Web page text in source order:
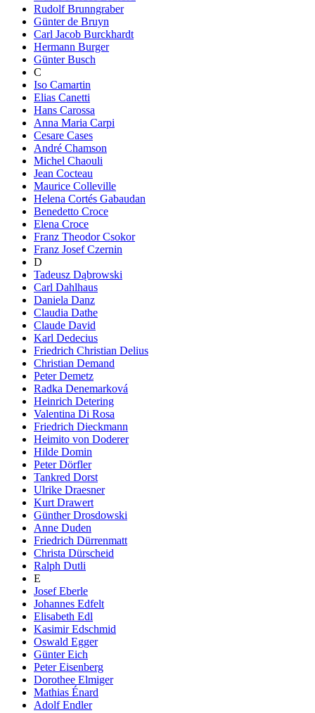
Rudolf Brunngraber
Günter de Bruyn
Carl Jacob Burckhardt
Hermann Burger
Günter Busch
C
Iso Camartin
Elias Canetti
Hans Carossa
Anna Maria Carpi
Cesare Cases
André Chamson
Michel Chaouli
Jean Cocteau
Maurice Colleville
Helena Cortés Gabaudan
Benedetto Croce
Elena Croce
Franz Theodor Csokor
Franz Josef Czernin
D
Tadeusz Dąbrowski
Carl Dahlhaus
Daniela Danz
Claudia Dathe
Claude David
Karl Dedecius
Friedrich Christian Delius
Christian Demand
Peter Demetz
Radka Denemarková
Heinrich Detering
Valentina Di Rosa
Friedrich Dieckmann
Heimito von Doderer
Hilde Domin
Peter Dörfler
Tankred Dorst
Ulrike Draesner
Kurt Drawert
Günther Drosdowski
Anne Duden
Friedrich Dürrenmatt
Christa Dürscheid
Ralph Dutli
E
Josef Eberle
Johannes Edfelt
Elisabeth Edl
Kasimir Edschmid
Oswald Egger
Günter Eich
Peter Eisenberg
Dorothee Elmiger
Mathias Énard
Adolf Endler